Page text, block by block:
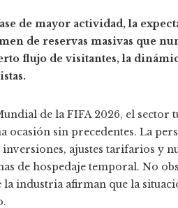
de mayor actividad, la
de reservas masivas que
flujo de visitantes, la
de la FIFA 2026, el sector
sin precedentes. La
ajustes tarifarios y
de hospedaje temporal. No
industria afirman que la